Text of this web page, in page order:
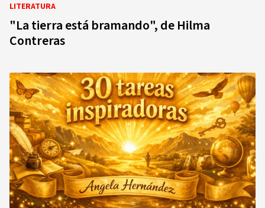
LITERATURA
"La tierra está bramando", de Hilma
Contreras